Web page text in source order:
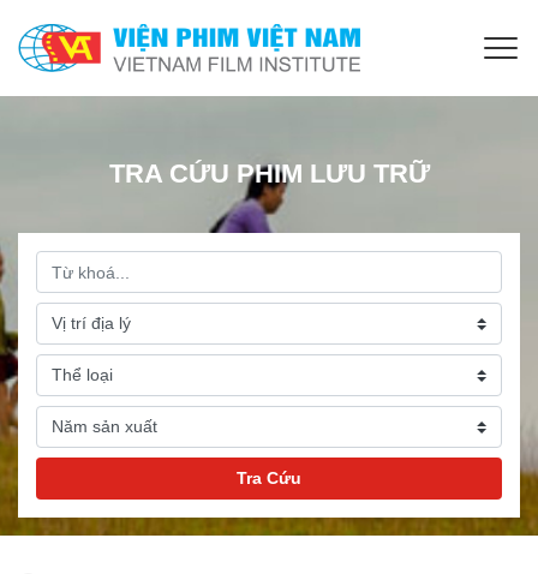
TRA CỨU PHIM LƯU TRỮ
Tra Cứu